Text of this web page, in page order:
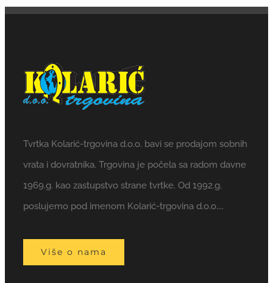
Tvrtka Kolarić-trgovina d.o.o. bavi se prodajom sobnih
vrata i dovratnika. Trgovina je počela sa radom davne
1969.g. kao zastupstvo strane tvrtke. Od 1992.g.
poslujemo pod imenom Kolarić-trgovina d.o.o....
Više o nama